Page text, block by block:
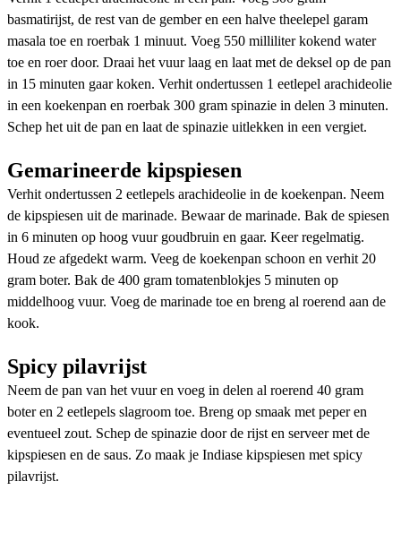
basmatirijst, de rest van de gember en een halve theelepel garam
masala toe en roerbak 1 minuut. Voeg 550 milliliter kokend water
toe en roer door. Draai het vuur laag en laat met de deksel op de pan
in 15 minuten gaar koken. Verhit ondertussen 1 eetlepel arachideolie
in een koekenpan en roerbak 300 gram spinazie in delen 3 minuten.
Schep het uit de pan en laat de spinazie uitlekken in een vergiet.
Gemarineerde kipspiesen
Verhit ondertussen 2 eetlepels arachideolie in de koekenpan. Neem
de kipspiesen uit de marinade. Bewaar de marinade. Bak de spiesen
in 6 minuten op hoog vuur goudbruin en gaar. Keer regelmatig.
Houd ze afgedekt warm. Veeg de koekenpan schoon en verhit 20
gram boter. Bak de 400 gram tomatenblokjes 5 minuten op
middelhoog vuur. Voeg de marinade toe en breng al roerend aan de
kook.
Spicy pilavrijst
Neem de pan van het vuur en voeg in delen al roerend 40 gram
boter en 2 eetlepels slagroom toe. Breng op smaak met peper en
eventueel zout. Schep de spinazie door de rijst en serveer met de
kipspiesen en de saus. Zo maak je Indiase kipspiesen met spicy
pilavrijst.